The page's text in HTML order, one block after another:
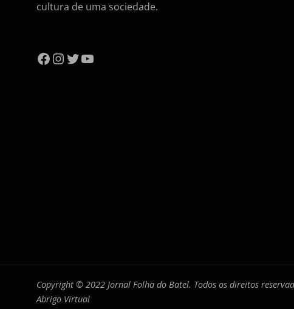
cultura de uma sociedade.
Facebook
Instagram
Twitter
YouTube
Copyright © 2022 Jornal Folha do Batel. Todos os direitos
Abrigo Virtual